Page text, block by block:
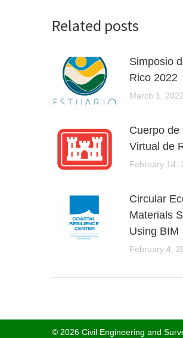
Related posts
Simposio
Rico 2022
March 1, 2022
Cuerpo de
Virtual de
February 14,
Circular
Materials
Using BIM
February 4,
© 2026 Civil Engineering and